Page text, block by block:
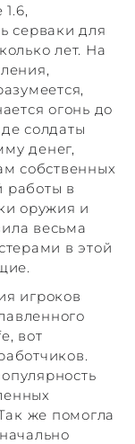
серваки для
лет. На
огонь до
солдаты
денег,
собственных
работы в
оружия и
весьма
в этой
игроков
вот
же помогла